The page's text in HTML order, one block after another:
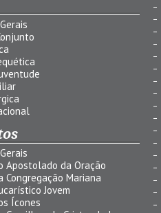
Apostolado da Oração
Congregação Mariana
Jovem
Ícones